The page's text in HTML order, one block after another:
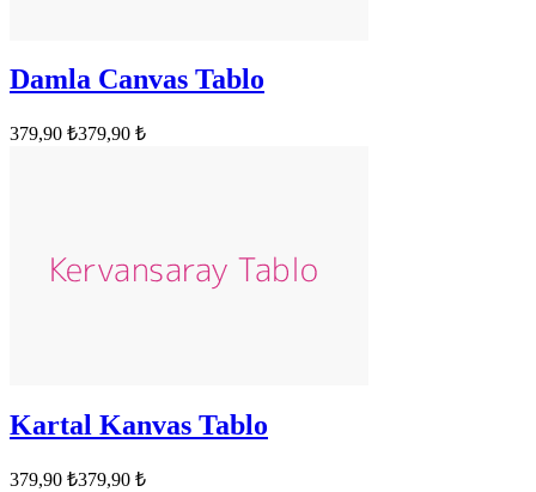
Damla Canvas Tablo
379,90 ₺379,90 ₺
Kartal Kanvas Tablo
379,90 ₺379,90 ₺